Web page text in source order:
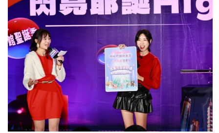
關
介
紹
業
線
上